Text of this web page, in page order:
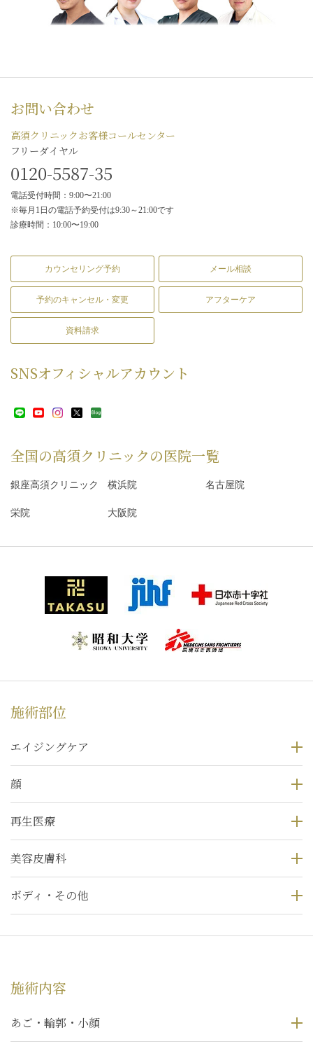
お問い合わせ
高須クリニックお客様コールセンター
フリーダイヤル
0120-5587-35
電話受付時間：9:00〜21:00
※毎月1日の電話予約受付は9:30～21:00です
診療時間：10:00〜19:00
カウンセリング予約 メール相談
予約のキャンセル・変更 アフターケア
資料請求
SNSオフィシャルアカウント
全国の高須クリニックの医院一覧
銀座高須クリニック 横浜院 名古屋院
栄院 大阪院
施術部位
エイジングケア
顔
再生医療
美容皮膚科
ボディ・その他
施術内容
あご・輪郭・小顔